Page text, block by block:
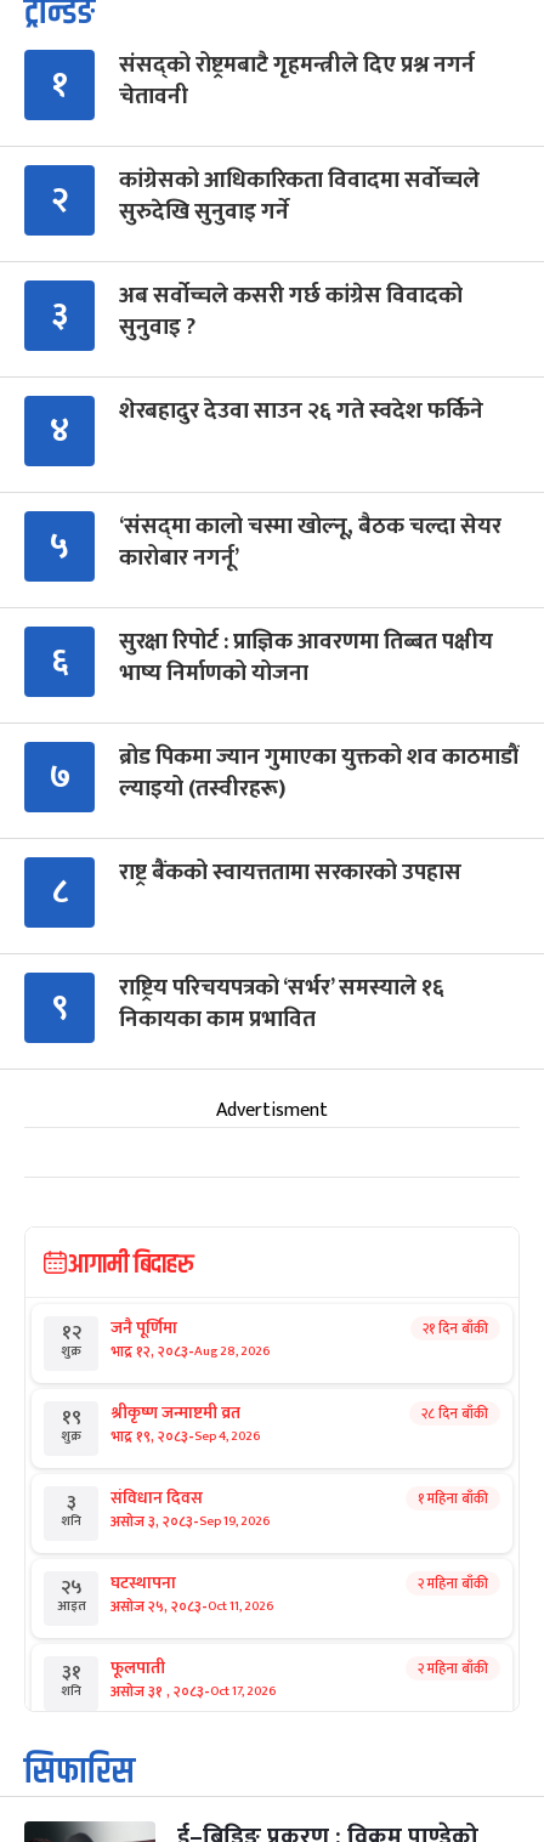
ट्रेन्डिङ
१
संसद्को रोष्ट्रमबाटै गृहमन्त्रीले दिए प्रश्न नगर्न
चेतावनी
२
कांग्रेसको आधिकारिकता विवादमा सर्वोच्चले
सुरुदेखि सुनुवाइ गर्ने
३
अब सर्वोच्चले कसरी गर्छ कांग्रेस विवादको
सुनुवाइ ?
४ शेरबहादुर देउवा साउन २६ गते स्वदेश फर्किने
५
‘संसद्‍मा कालो चस्मा खोल्नू, बैठक चल्दा सेयर
कारोबार नगर्नू’
६
सुरक्षा रिपोर्ट : प्राज्ञिक आवरणमा तिब्बत पक्षीय
भाष्य निर्माणको योजना
७
ब्रोड पिकमा ज्यान गुमाएका युक्तको शव काठमाडौं
ल्याइयो (तस्वीरहरू)
८ राष्ट्र बैंकको स्वायत्ततामा सरकारको उपहास
९
राष्ट्रिय परिचयपत्रको ‘सर्भर’ समस्याले १६
निकायका काम प्रभावित
Advertisment
आगामी बिदाहरु
१२
शुक्र
जनै पूर्णिमा
भाद्र १२, २०८३-Aug 28, 2026
२१ दिन बाँकी
१९
शुक्र
श्रीकृष्ण जन्माष्टमी व्रत
भाद्र १९, २०८३-Sep 4, 2026
२८ दिन बाँकी
३
शनि
संविधान दिवस
असोज ३, २०८३-Sep 19, 2026
१ महिना बाँकी
२५
आइत
घटस्थापना
असोज २५, २०८३-Oct 11, 2026
२ महिना बाँकी
३१
शनि
फूलपाती
असोज ३१ , २०८३-Oct 17, 2026
२ महिना बाँकी
१
आइत
कार्तिक सङ्क्रान्ति
कार्तिक १, २०८३
सिफारिस